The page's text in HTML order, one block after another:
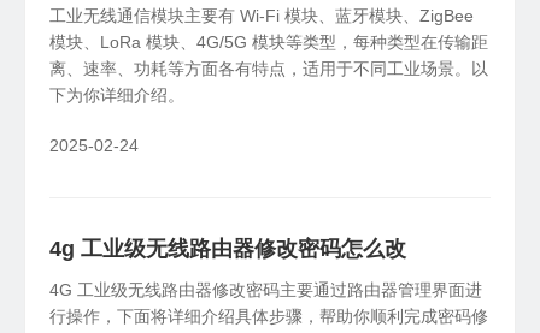
本地存储不上云，远程文件同步更安心
蒲公英AI开发者
X4C 4G通信
智能路由器
功能
异地组网
无需公网IP，快速搭建异地虚拟局域网
远程设备管理
国产信创
企业WiFi
安全上网、行为追溯
智能选路
工业无线通信模块主要有 Wi-Fi 模块、蓝牙模块、ZigBee
模块、LoRa 模块、4G/5G 模块等类型，每种类型在传输距
离、速率、功耗等方面各有特点，适用于不同工业场景。以
下为你详细介绍。
2025-02-24
4g 工业级无线路由器修改密码怎么改
4G 工业级无线路由器修改密码主要通过路由器管理界面进
行操作，下面将详细介绍具体步骤，帮助你顺利完成密码修